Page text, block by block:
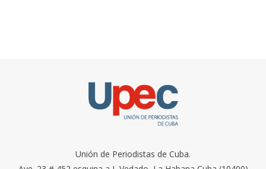
Unión de Periodistas de Cuba.